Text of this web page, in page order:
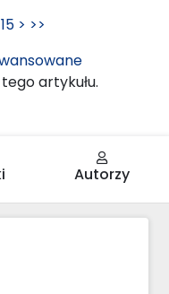
15 > >>
artykułu.
Autorzy